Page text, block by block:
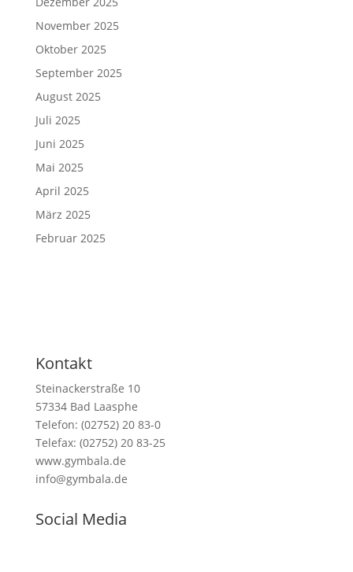
November 2025
Oktober 2025
September 2025
August 2025
Juli 2025
Juni 2025
Mai 2025
April 2025
März 2025
Februar 2025
Kontakt
Steinackerstraße 10
57334 Bad Laasphe
Telefon: (02752) 20 83-0
Telefax: (02752) 20 83-25
www.gymbala.de
info@gymbala.de
Social Media